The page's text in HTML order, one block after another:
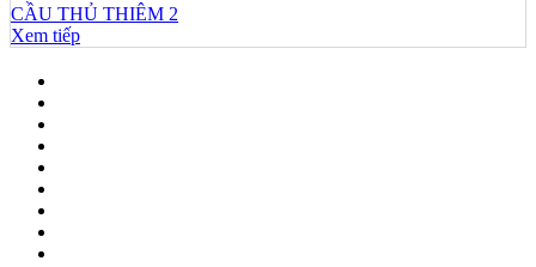
CẦU THỦ THIÊM 2
Xem tiếp